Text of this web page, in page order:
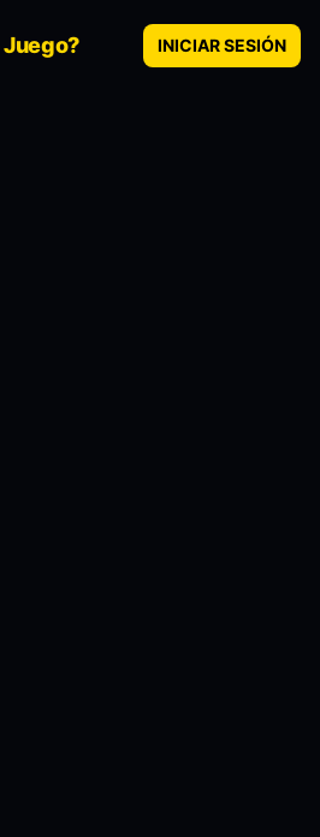
Juego? INICIAR SESIÓN